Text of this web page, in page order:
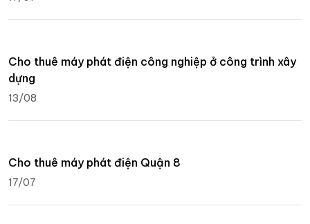
Cho thuê máy phát điện công nghiệp ở công trình xây
dựng
13/08
Cho thuê máy phát điện Quận 8
17/07